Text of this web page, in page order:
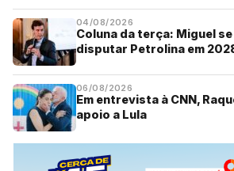
04/08/2026
Coluna da terça: Miguel
disputar Petrolina em
06/08/2026
Em entrevista à CNN,
apoio a Lula